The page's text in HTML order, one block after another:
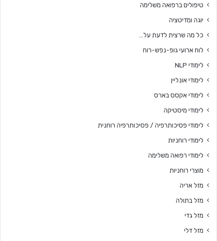
טיפולים ברפואה משלימה
יוגה ומדיטציה
כל מה שרצית לדעת על…
לוח ארועי גופ-נפש-רוח
לימודי NLP
לימודי אונליין
לימודי אקסס בארס
לימודי מיסטיקה
לימודי פסיכותרפיה / פסיכותרפיה רוחנית
לימודי רוחניות
לימודי רפואה משלימה
מוצרי רוחניות
מזל אריה
מזל בתולה
מזל גדי
מזל דלי